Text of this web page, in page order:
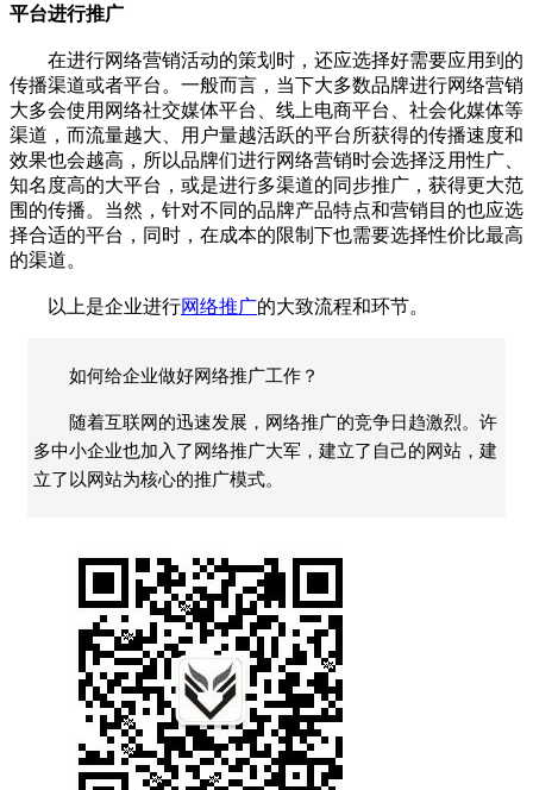
平台进行推广
在进行网络营销活动的策划时，还应选择好需要应用到的
传播渠道或者平台。一般而言，当下大多数品牌进行网络营销
大多会使用网络社交媒体平台、线上电商平台、社会化媒体等
渠道，而流量越大、用户量越活跃的平台所获得的传播速度和
效果也会越高，所以品牌们进行网络营销时会选择泛用性广、
知名度高的大平台，或是进行多渠道的同步推广，获得更大范
围的传播。当然，针对不同的品牌产品特点和营销目的也应选
择合适的平台，同时，在成本的限制下也需要选择性价比最高
的渠道。
以上是企业进行网络推广的大致流程和环节。
如何给企业做好网络推广工作？
随着互联网的迅速发展，网络推广的竞争日趋激烈。许
多中小企业也加入了网络推广大军，建立了自己的网站，建
立了以网站为核心的推广模式。